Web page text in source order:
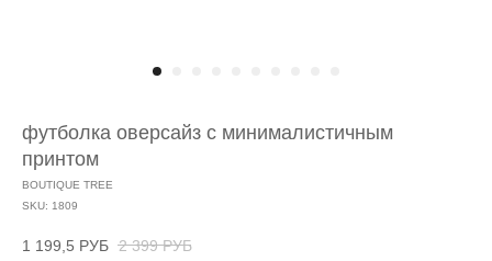
футболка оверсайз с минималистичным
принтом
BOUTIQUE TREE
SKU: 1809
1 199,5 РУБ 2 399 РУБ